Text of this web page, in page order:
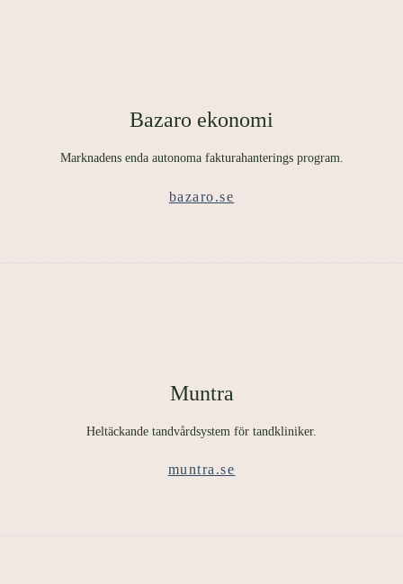
Bazaro ekonomi
Marknadens enda autonoma fakturahanterings program.
bazaro.se
Muntra
Heltäckande tandvårdsystem för tandkliniker.
muntra.se